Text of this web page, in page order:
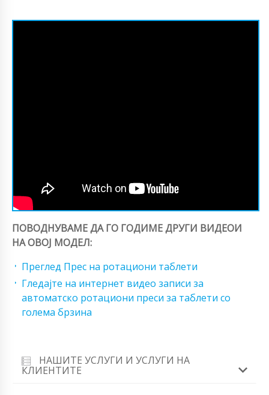
ПОВОДНУВАМЕ ДА ГО ГОДИМЕ ДРУГИ ВИДЕОИ
НА ОВОЈ МОДЕЛ:
Преглед Прес на ротациони таблети
Гледајте на интернет видео записи за
автоматско ротациони преси за таблети со
голема брзина
НАШИТЕ УСЛУГИ И УСЛУГИ НА
КЛИЕНТИТЕ